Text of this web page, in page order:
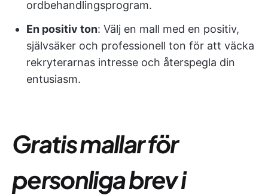
ordbehandlingsprogram.
En positiv ton: Välj en mall med en positiv,
självsäker och professionell ton för att väcka
rekryterarnas intresse och återspegla din
entusiasm.
Gratis mallar för
personliga brev i